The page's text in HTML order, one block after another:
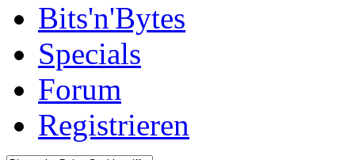
Bits'n'Bytes
Specials
Forum
Registrieren